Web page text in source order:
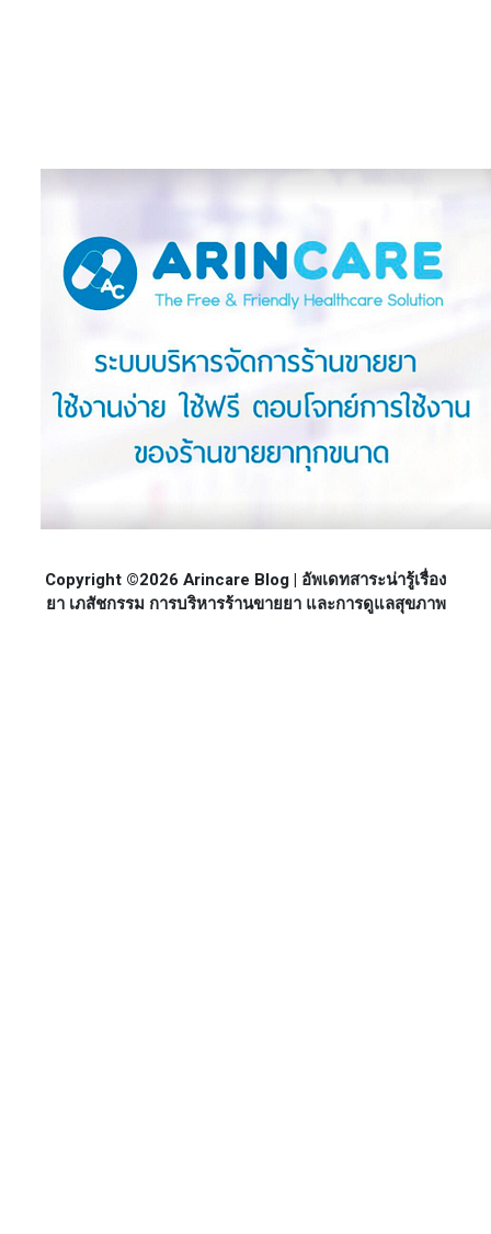
Copyright ©2026 Arincare Blog | อัพเดทสาระน่ารู้เรื่อง
ยา เภสัชกรรม การบริหารร้านขายยา และการดูแลสุขภาพ